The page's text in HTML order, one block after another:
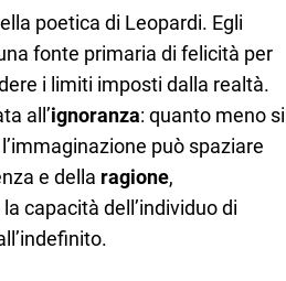
poetica di Leopardi. Egli
fonte primaria di felicità per
i limiti imposti dalla realtà.
all’ignoranza: quanto meno si
può spaziare
e della ragione,
capacità dell’individuo di